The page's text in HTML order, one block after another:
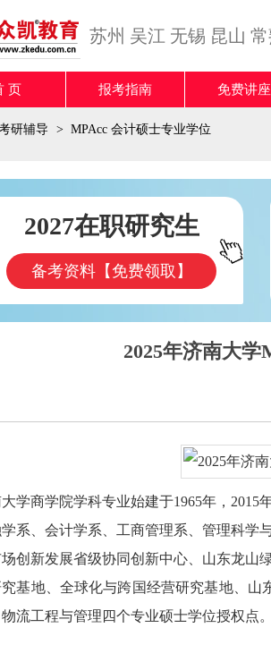
苏州 吴江 无锡 昆山
页 报考指南 免费讲座
研辅导 > MPAcc 会计硕士专业学位
2027在职研究生
备考资料【免费领取】
2025年济南大学
学商学院学科专业始建于1965年，2015
系、会计学系、工商管理系、管理科学
创新发展省级协同创新中心、山东龙山
基地、全球化与跨国经营研究基地、山
流工程与管理四个专业硕士学位授权点。